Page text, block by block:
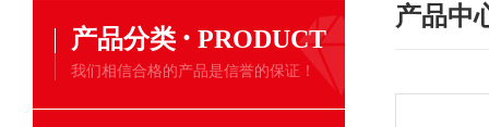
产品分类 · PRODUCT
我们相信合格的产品是信誉的保证！
产品中